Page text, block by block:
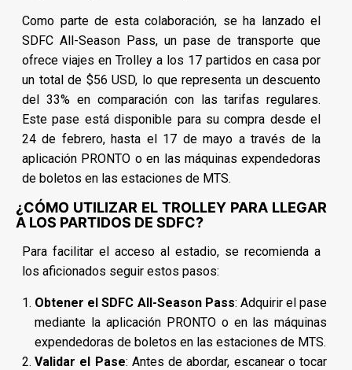
Como parte de esta colaboración, se ha lanzado el
SDFC All-Season Pass, un pase de transporte que
ofrece viajes en Trolley a los 17 partidos en casa por
un total de $56 USD, lo que representa un descuento
del 33% en comparación con las tarifas regulares.
Este pase está disponible para su compra desde el
24 de febrero, hasta el 17 de mayo a través de la
aplicación PRONTO o en las máquinas expendedoras
de boletos en las estaciones de MTS.
¿CÓMO UTILIZAR EL TROLLEY PARA LLEGAR
A LOS PARTIDOS DE SDFC?
Para facilitar el acceso al estadio, se recomienda a
los aficionados seguir estos pasos:
Obtener el SDFC All-Season Pass: Adquirir el pase
mediante la aplicación PRONTO o en las máquinas
expendedoras de boletos en las estaciones de MTS.
Validar el Pase: Antes de abordar, escanear o tocar